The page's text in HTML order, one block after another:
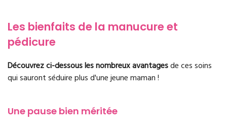
Les bienfaits de la manucure et
pédicure
Découvrez ci-dessous les nombreux avantagesde ces soins
qui sauront séduire plus d'une jeune maman !
Une pause bien méritée